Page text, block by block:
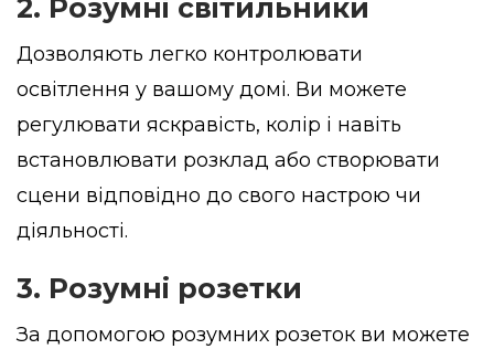
2. Розумні світильники
Дозволяють легко контролювати
освітлення у вашому домі. Ви можете
регулювати яскравість, колір і навіть
встановлювати розклад або створювати
сцени відповідно до свого настрою чи
діяльності.
3. Розумні розетки
За допомогою розумних розеток ви можете